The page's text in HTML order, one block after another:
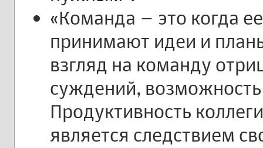
«Команда – это когда
принимают идеи и
взгляд на команду
суждений,
Продуктивность
является следствием